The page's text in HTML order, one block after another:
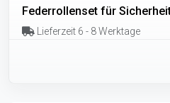
Federrollenset für
Lieferzeit 6 - 8 Werktage